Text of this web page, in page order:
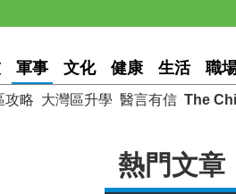
軍事 文化 健康 生活 職
攻略 大灣區升學 醫言有信 The
熱門文章